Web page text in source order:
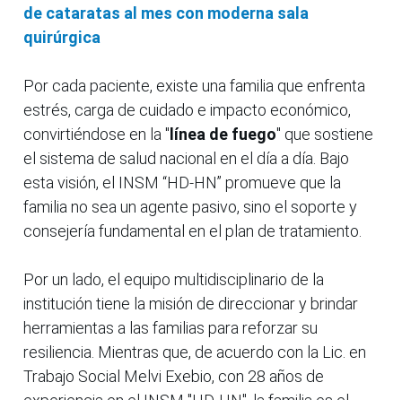
de cataratas al mes con moderna sala
quirúrgica
Por cada paciente, existe una familia que enfrenta
estrés, carga de cuidado e impacto económico,
convirtiéndose en la " línea de fuego" que sostiene
el sistema de salud nacional en el día a día. Bajo
esta visión, el INSM “HD-HN” promueve que la
familia no sea un agente pasivo, sino el soporte y
consejería fundamental en el plan de tratamiento.
Por un lado, el equipo multidisciplinario de la
institución tiene la misión de direccionar y brindar
herramientas a las familias para reforzar su
resiliencia. Mientras que, de acuerdo con la Lic. en
Trabajo Social Melvi Exebio, con 28 años de